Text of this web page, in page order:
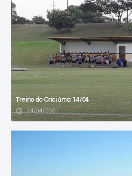
Treino do Criciúma 14/04
access_time
14/04/2021